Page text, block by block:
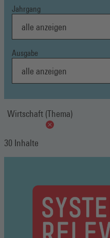
Jahrgang
Ausgabe
Wirtschaft (Thema)
30 Inhalte